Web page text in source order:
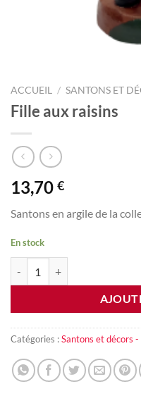
ACCUEIL / SANTONS ET
Fille aux raisins
13,70 €
Santons en argile de la
En stock
Catégories :Santons et décors -